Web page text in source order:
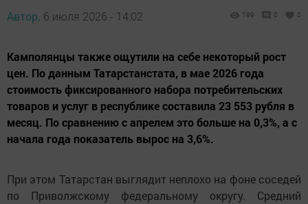
Автор, 6 июля 2026 - 14:02 199 0 0
Камполянцы также ощутили на себе некоторый рост
цен. По данным Татарстанстата, в мае 2026 года
стоимость фиксированного набора потребительских
товаров и услуг в республике составила 23 553 рубля в
месяц. По сравнению с апрелем это больше на 0,3%, а с
начала года показатель вырос на 3,6%.
При этом Татарстан выглядит неплохо на фоне соседей
по Приволжскому федеральному округу. Средний